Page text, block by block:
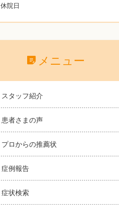
休院日
メニュー
スタッフ紹介
患者さまの声
プロからの推薦状
症例報告
症状検索